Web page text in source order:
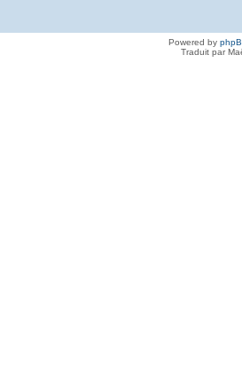
Powered by
Traduit par